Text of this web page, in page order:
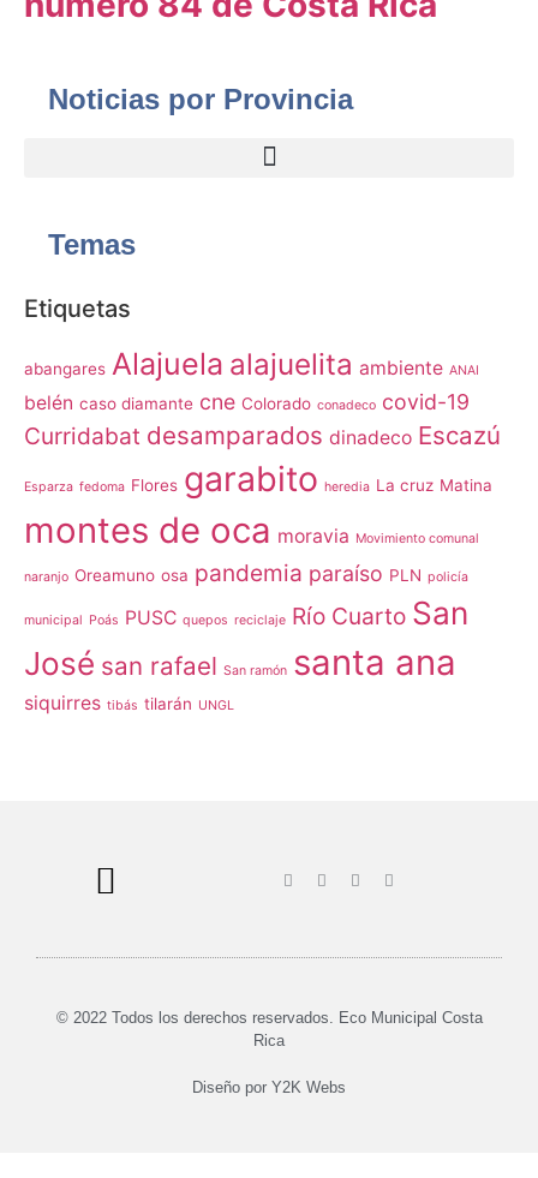
Noticias por Provincia
Temas
Etiquetas
abangares Alajuela alajuelita ambiente ANAI
belén caso diamante cne Colorado conadeco covid-19
Curridabat desamparados dinadeco Escazú
Esparza fedoma Flores garabito heredia La cruz Matina
montes de oca moravia Movimiento comunal
naranjo Oreamuno osa pandemia paraíso PLN policía
municipal Poás PUSC quepos reciclaje Río Cuarto San
José san rafael San ramón santa ana
siquirres tibás tilarán UNGL
© 2022 Todos los derechos reservados. Eco Municipal Costa
Rica
Diseño por Y2K Webs